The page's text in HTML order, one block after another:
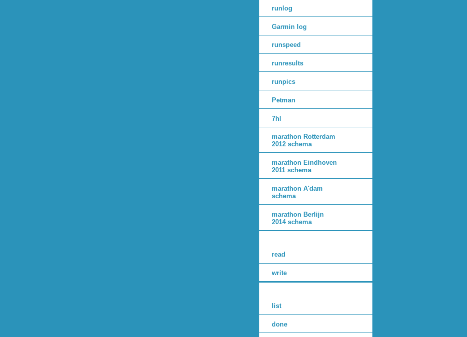
runlog
Garmin log
runspeed
runresults
runpics
Petman
7hl
marathon Rotterdam
2012 schema
marathon Eindhoven
2011 schema
marathon A'dam
schema
marathon Berlijn
2014 schema
read
write
list
done